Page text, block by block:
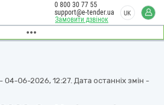
Замовити дзвінок
0 800 30 77 55
support@e-tender.ua
UK
06-2026, 12:27. Дата останніх змін -